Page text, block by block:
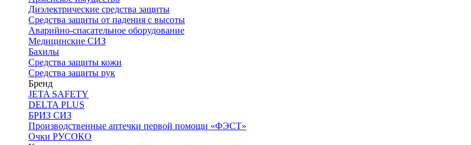
Диэлектрические средства защиты
Средства защиты от падения с высоты
Аварийно-спасательное оборудование
Медицинские СИЗ
Бахилы
Средства защиты кожи
Средства защиты рук
Бренд
JETA SAFETY
DELTA PLUS
БРИЗ СИЗ
Производственные аптечки первой помощи «ФЭСТ»
Очки РУСОКО